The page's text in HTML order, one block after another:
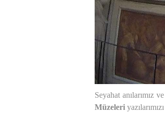
Seyahat anılarımız
Müzeleri